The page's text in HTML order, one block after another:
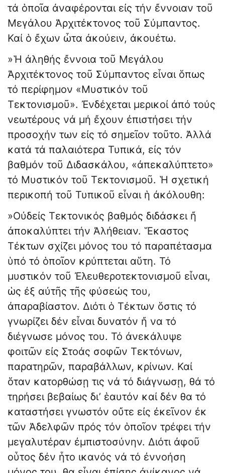
τά ὁποῖα ἀναφέρονται εἰς τήν ἔννοιαν τοῦ
Μεγάλου Ἀρχιτέκτονος τοῦ Σύμπαντος.
Καί ὁ ἔχων ὦτα ἀκούειν, ἀκουέτω.
»Ἡ ἀληθής ἔννοια τοῦ Μεγάλου
Ἀρχιτέκτονος τοῦ Σύμπαντος εἶναι ὅπως
τό περίφημον «Μυστικόν τοῦ
Τεκτονισμοῦ». Ἐνδέχεται μερικοί ἀπό τούς
νεωτέρους νά μή ἔχουν ἐπιστήσει τήν
προσοχήν των εἰς τό σημεῖον τοῦτο. Ἀλλά
κατά τά παλαιότερα Τυπικά, εἰς τόν
βαθμόν τοῦ Διδασκάλου, «ἀπεκαλύπτετο»
τό Μυστικόν τοῦ Τεκτονι­σμοῦ. Ἡ σχετική
περικοπή τοῦ Τυπικοῦ εἶναι ἡ ἀκόλουθη:
»Οὐδείς Τεκτονικός βαθμός διδάσκει ἤ
ἀποκαλύπτει τήν Ἀλήθειαν. Ἕκαστος
Τέκτων σχίζει μόνος του τό παραπέτασμα
ὑπό τό ὁποῖον κρύπτεται αὕτη. Τό
μυστικόν τοῦ Ἐλευθεροτεκτονισμοῦ εἶναι,
ὡς ἐξ αὐτῆς τῆς φύσεώς του,
ἀπαραβίαστον. Διότι ὁ Τέκτων ὅστις τό
γνωρίζει δέν εἶναι δυνατόν ἤ να τό
διέγνωσε μόνος του. Τό ἀνεκάλυψε
φοιτῶν εἰς Στοάς σοφῶν Τεκτόνων,
παρατηρῶν, παραβάλλων, κρίνων. Καί
ὅταν κατορθώσῃ τις νά τό διάγνωσῃ, θά τό
τηρήσει βεβαίως δι’ ἑαυτόν καί δέν θα τό
καταστήσει γνωστόν οὔτε εἰς ἐκεῖνον ἐκ
τῶν Ἀδελφῶν πρός τόν ὁποῖον τρέφει τήν
μεγαλυτέραν ἐμπιστοσύνην. Διότι ἀφοῦ
οὗτος δέν ἦτο ικανός νά τό ἐννοήση